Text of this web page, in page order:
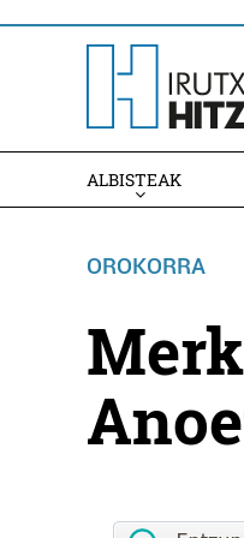
ALBISTEAK
OROKORRA